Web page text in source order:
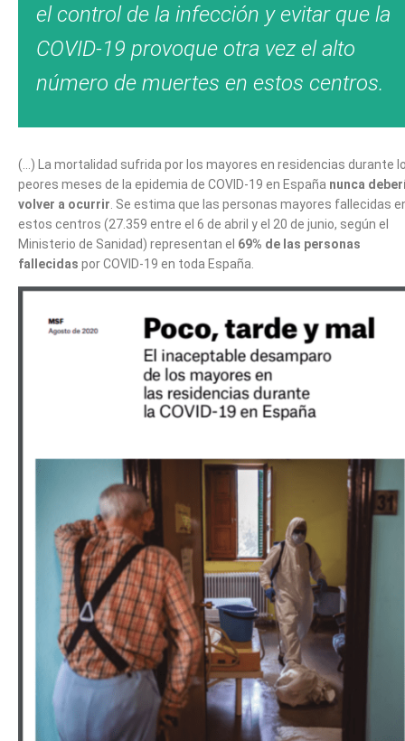
el control de la infección y evitar que la
COVID-19 provoque otra vez el alto
número de muertes en estos centros.
(…) La mortalidad sufrida por los mayores en residencias durante
peores meses de la epidemia de COVID-19 en España nunca
volver a ocurrir . Se estima que las personas mayores
estos centros (27.359 entre el 6 de abril y el 20 de junio, según el
Ministerio de Sanidad) representan el 69% de las personas
fallecidas por COVID-19 en toda España.